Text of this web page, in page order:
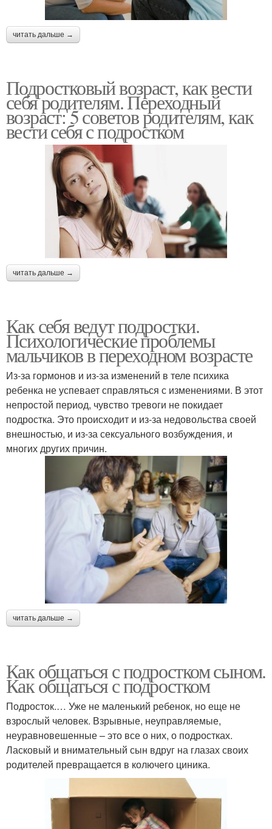
читать дальше →
Подростковый возраст, как вести
себя родителям. Переходный
возраст: 5 советов родителям, как
вести себя с подростком
читать дальше →
Как себя ведут подростки.
Психологические проблемы
мальчиков в переходном возрасте
Из-за гормонов и из-за изменений в теле психика
ребенка не успевает справляться с изменениями. В этот
непростой период, чувство тревоги не покидает
подростка. Это происходит и из-за недовольства своей
внешностью, и из-за сексуального возбуждения, и
многих других причин.
читать дальше →
Как общаться с подростком сыном.
Как общаться с подростком
Подросток.… Уже не маленький ребенок, но еще не
взрослый человек. Взрывные, неуправляемые,
неуравновешенные – это все о них, о подростках.
Ласковый и внимательный сын вдруг на глазах своих
родителей превращается в колючего циника.